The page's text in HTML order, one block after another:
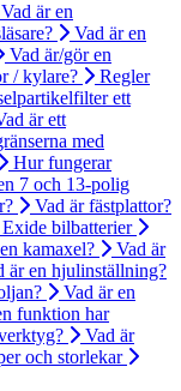
Vad är en
Vad är en
Vad är/gör en
/ kylare?
Regler
ett
är ett
med
Hur fungerar
7 och 13-polig
Vad är fästplattor?
bilbatterier
kamaxel?
Vad är
är en hjulinställning?
Vad är en
funktion har
Vad är
och storlekar